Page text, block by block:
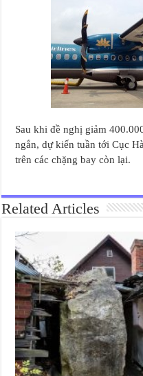
Sau khi đề nghị giảm
ngắn, dự kiến tuần tới Cục
trên các chặng bay còn lại.
Related Articles